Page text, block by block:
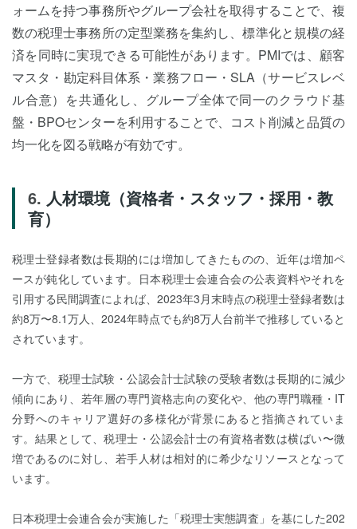
ォームを持つ事務所やグループ会社を取得することで、複
数の税理士事務所の定型業務を集約し、標準化と規模の経
済を同時に実現できる可能性があります。PMIでは、顧客
マスタ・勘定科目体系・業務フロー・SLA（サービスレベ
ル合意）を共通化し、グループ全体で同一のクラウド基
盤・BPOセンターを利用することで、コスト削減と品質の
均一化を図る戦略が有効です。
人材環境（資格者・スタッフ・採用・教
育）
税理士登録者数は長期的には増加してきたものの、近年は増加ペ
ースが鈍化しています。日本税理士会連合会の公表資料やそれを
引用する民間調査によれば、2023年3月末時点の税理士登録者数は
約8万〜8.1万人、2024年時点でも約8万人台前半で推移していると
されています。
一方で、税理士試験・公認会計士試験の受験者数は長期的に減少
傾向にあり、若年層の専門資格志向の変化や、他の専門職種・IT
分野へのキャリア選好の多様化が背景にあると指摘されていま
す。結果として、税理士・公認会計士の有資格者数は横ばい〜微
増であるのに対し、若手人材は相対的に希少なリソースとなって
います。
日本税理士会連合会が実施した「税理士実態調査」を基にした202